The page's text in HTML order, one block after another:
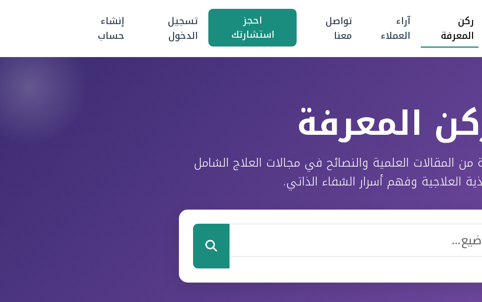
ركن
المعرفة
آراء
العملاء
تواصل
معنا
احجز
استشارتك
تسجيل
الدخول
إنشاء
حساب
المعرفة
المقالات العلمية والنصائح في مجالات العلاج الشامل
العلاجية وفهم أسرار الشفاء الذاتي.